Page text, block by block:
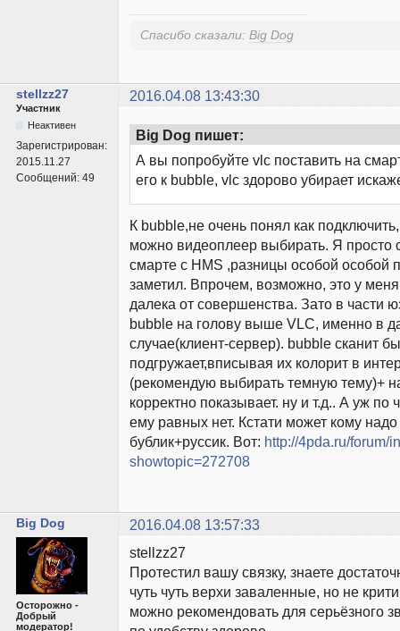
Спасибо сказали: Big Dog
stellzz27 2016.04.08 13:43:30
Участник
Неактивен
Зарегистрирован:
2015.11.27
Сообщений: 49
Big Dog пишет:
А вы попробуйте vlc поставить на
его к bubble, vlc здорово убирает
К bubble,не очень понял как
можно видеоплеер выбирать. Я просто
смарте с HMS ,разницы особой особой
заметил. Впрочем, возможно, это у меня
далека от совершенства. Зато в части
bubble на голову выше VLC, именно в
случае(клиент-сервер). bubble сканит
подгружает,вписывая их колорит в
(рекомендую выбирать темную тему)+
корректно показывает. ну и т.д.. А уж по
ему равных нет. Кстати может кому
бублик+руссик. Вот: http://4pda.ru/forum/
showtopic=272708
Big Dog 2016.04.08 13:57:33
Осторожно -
Добрый
модератор!
stellzz27
Протестил вашу связку, знаете
чуть чуть верхи заваленные, но не
можно рекомендовать для серьёзного